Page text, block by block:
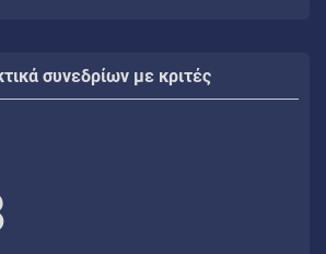
συνεδρίων με κριτές